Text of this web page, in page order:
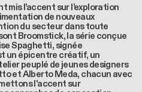
mis l’accent sur l’exploration
de nouveaux
du secteur dans toute
Broomstick, la série conçue
Spaghetti, signée
un épicentre créatif, un
peuplé de jeunes designers
et Alberto Meda, chacun avec
l'accent sur